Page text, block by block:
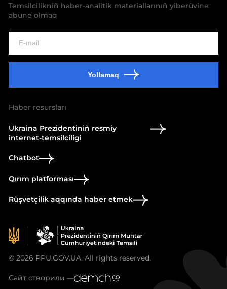
Temsilcilikniñ haber-analitik materiallarınıñ yiberüvine
abune olmaq
Yollamaq
Haber resursları
Ukraina Prezidentiniñ resmiy
internet-temsilciligi
Chatbot
Qırım platforması
Rüşvetçilik aqqında haber etmek
© 2026 PPU.GOV.UA. All rights reserved.
Сайт створили —